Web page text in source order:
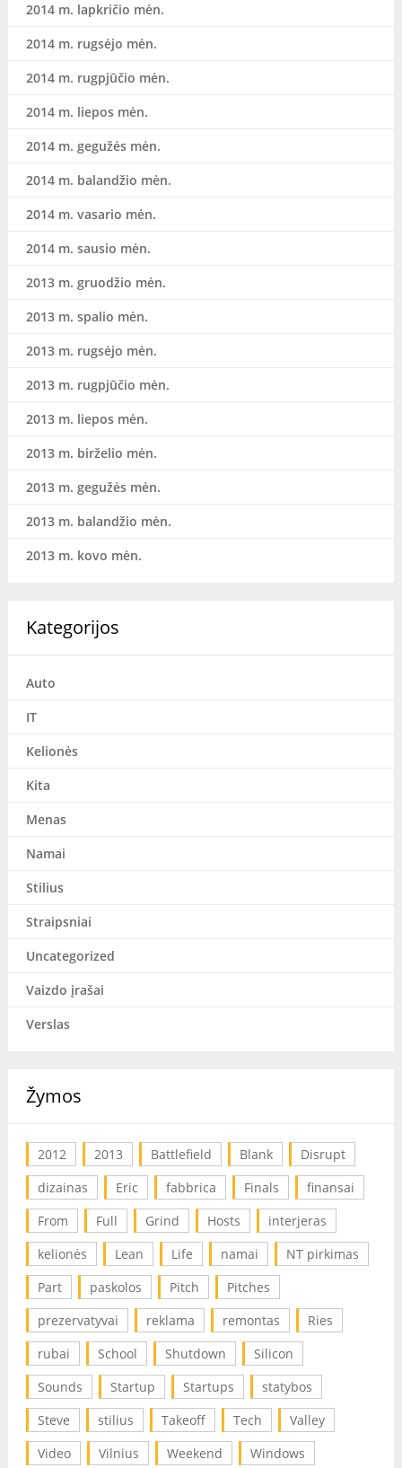
2014 m. lapkričio mėn.
2014 m. rugsėjo mėn.
2014 m. rugpjūčio mėn.
2014 m. liepos mėn.
2014 m. gegužės mėn.
2014 m. balandžio mėn.
2014 m. vasario mėn.
2014 m. sausio mėn.
2013 m. gruodžio mėn.
2013 m. spalio mėn.
2013 m. rugsėjo mėn.
2013 m. rugpjūčio mėn.
2013 m. liepos mėn.
2013 m. birželio mėn.
2013 m. gegužės mėn.
2013 m. balandžio mėn.
2013 m. kovo mėn.
Kategorijos
Auto
IT
Kelionės
Kita
Menas
Namai
Stilius
Straipsniai
Uncategorized
Vaizdo įrašai
Verslas
Žymos
2012 2013 Battlefield Blank
Disrupt
dizainas
Eric fabbrica Finals
finansai
From
Full Grind Hosts
interjeras
kelionės
Lean Life namai
NT pirkimas
Part
paskolos Pitch
Pitches
prezervatyvai
reklama remontas
Ries
rubai
School Shutdown
Silicon
Sounds
Startup Startups
statybos
Steve
stilius Takeoff Tech
Valley
Video
Vilnius Weekend Windows